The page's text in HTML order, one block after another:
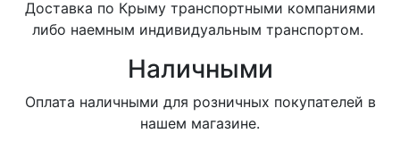
Доставка по Крыму транспортными компаниями
либо наемным индивидуальным транспортом.
Наличными
Оплата наличными для розничных покупателей в
нашем магазине.